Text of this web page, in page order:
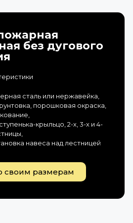
без дугового
сталь или нержавейка,
порошковая окраска,
крыльцо, 2-х, 3-х и 4-
навеса над лестницей
своим размерам